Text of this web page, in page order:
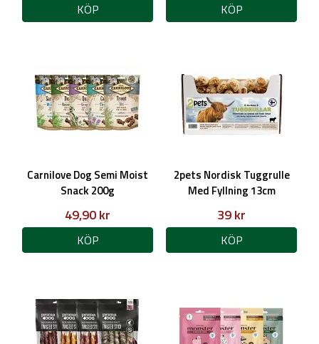
KÖP KÖP
Carnilove Dog Semi Moist
Snack 200g
49,90 kr
KÖP
2pets Nordisk Tuggrulle
Med Fyllning 13cm
39 kr
KÖP